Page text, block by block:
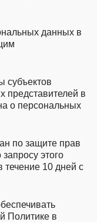
данных в
субъектов
представителей в
о персональных
по защите прав
этого
10 дней с
Политике в